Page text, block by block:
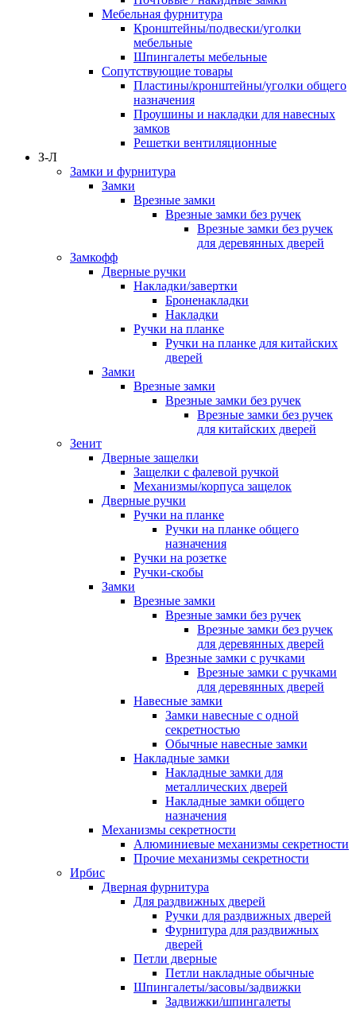
Мебельная фурнитура
Кронштейны/подвески/уголки
мебельные
Шпингалеты мебельные
Сопутствующие товары
Пластины/кронштейны/уголки общего
назначения
Проушины и накладки для навесных
замков
Решетки вентиляционные
З-Л
Замки и фурнитура
Замки
Врезные замки
Врезные замки без ручек
Врезные замки без ручек
для деревянных дверей
Замкофф
Дверные ручки
Накладки/завертки
Броненакладки
Накладки
Ручки на планке
Ручки на планке для китайских
дверей
Замки
Врезные замки
Врезные замки без ручек
Врезные замки без ручек
для китайских дверей
Зенит
Дверные защелки
Защелки с фалевой ручкой
Механизмы/корпуса защелок
Дверные ручки
Ручки на планке
Ручки на планке общего
назначения
Ручки на розетке
Ручки-скобы
Замки
Врезные замки
Врезные замки без ручек
Врезные замки без ручек
для деревянных дверей
Врезные замки с ручками
Врезные замки с ручками
для деревянных дверей
Навесные замки
Замки навесные с одной
секретностью
Обычные навесные замки
Накладные замки
Накладные замки для
металлических дверей
Накладные замки общего
назначения
Механизмы секретности
Алюминиевые механизмы секретности
Прочие механизмы секретности
Ирбис
Дверная фурнитура
Для раздвижных дверей
Ручки для раздвижных дверей
Фурнитура для раздвижных
дверей
Петли дверные
Петли накладные обычные
Шпингалеты/засовы/задвижки
Задвижки/шпингалеты